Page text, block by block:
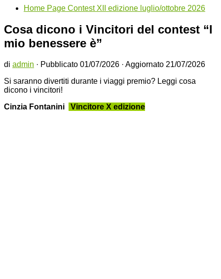
Home Page Contest XII edizione luglio/ottobre 2026
Cosa dicono i Vincitori del contest “l
mio benessere è”
di admin · Pubblicato 01/07/2026 · Aggiornato 21/07/2026
Si saranno divertiti durante i viaggi premio? Leggi cosa
dicono i vincitori!
Cinzia Fontanini
Vincitore X edizione